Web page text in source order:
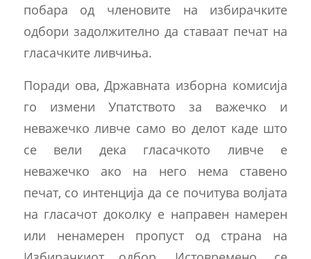
побара од членовите на избирачките
одбори задолжително да ставаат печат на
гласачките ливчиња.
Поради ова, Државната изборна комисија
го измени Упатството за важечко и
неважечко ливче само во делот каде што
се вели дека гласачкото ливче е
неважечко ако на него нема ставено
печат, со интенција да се почитува волјата
на гласачот доколку е направен намерен
или ненамерен пропуст од страна на